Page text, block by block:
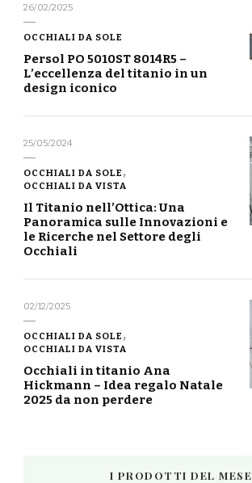
26/02/2025
OCCHIALI DA SOLE
Persol PO 5010ST 8014R5 –
L’eccellenza del titanio in un
design iconico
25/05/2024
OCCHIALI DA SOLE
OCCHIALI DA VISTA
Il Titanio nell’Ottica: Una
Panoramica sulle Innovazioni e
le Ricerche nel Settore degli
Occhiali
02/12/2025
OCCHIALI DA SOLE
OCCHIALI DA VISTA
Occhiali in titanio Ana
Hickmann – Idea regalo Natale
2025 da non perdere
I PRODOTTI DEL MESE